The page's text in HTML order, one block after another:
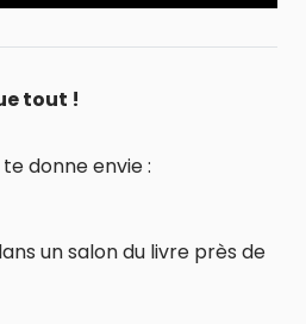
tout !
donne envie :
un salon du livre près de